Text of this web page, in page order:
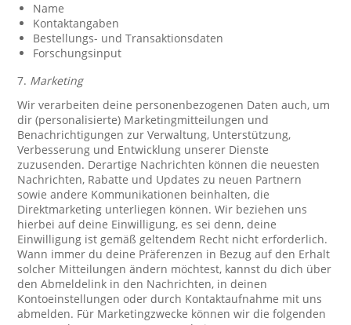
Name
Kontaktangaben
Bestellungs- und Transaktionsdaten
Forschungsinput
7. Marketing
Wir verarbeiten deine personenbezogenen Daten auch, um
dir (personalisierte) Marketingmitteilungen und
Benachrichtigungen zur Verwaltung, Unterstützung,
Verbesserung und Entwicklung unserer Dienste
zuzusenden. Derartige Nachrichten können die neuesten
Nachrichten, Rabatte und Updates zu neuen Partnern
sowie andere Kommunikationen beinhalten, die
Direktmarketing unterliegen können. Wir beziehen uns
hierbei auf deine Einwilligung, es sei denn, deine
Einwilligung ist gemäß geltendem Recht nicht erforderlich.
Wann immer du deine Präferenzen in Bezug auf den Erhalt
solcher Mitteilungen ändern möchtest, kannst du dich über
den Abmeldelink in den Nachrichten, in deinen
Kontoeinstellungen oder durch Kontaktaufnahme mit uns
abmelden. Für Marketingzwecke können wir die folgenden